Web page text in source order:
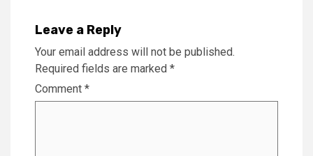
Leave a Reply
Your email address will not be published.
Required fields are marked *
Comment *